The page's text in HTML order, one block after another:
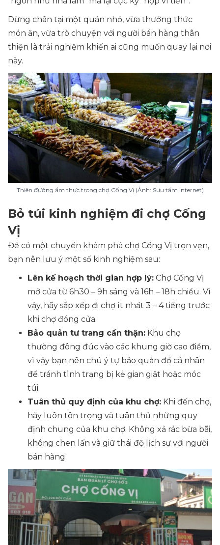
Dừng chân tại một quán nhỏ, vừa thưởng thức
món ăn, vừa trò chuyện với người bán hàng thân
thiện là trải nghiệm khiến ai cũng muốn quay lại nơi
này.
Thiên đường ẩm thực trong chợ Cống Vị (Ảnh: Sưu tầm Internet)
Bỏ túi kinh nghiệm đi chợ Cống
Vị
Để có một chuyến khám phá chợ Cống Vị trọn vẹn,
bạn nên lưu ý một số kinh nghiệm sau:
Lên kế hoạch thời gian hợp lý: Chợ Cống Vị
mở cửa từ 6h30 – 9h sáng và 16h – 18h chiều. Vì
vậy, hãy sắp xếp đi chợ ít nhất 3 – 4 tiếng trước
khi chợ đóng cửa.
Bảo quản tư trang cẩn thận: Khu chợ
thường đông đúc vào các khung giờ cao điểm,
vì vậy bạn nên chú ý tự bảo quản đồ cá nhân
để tránh tình trạng bị kẻ gian giật hoặc móc
túi.
Tuân thủ quy định của khu chợ: Khi đến chợ,
hãy luôn tôn trọng và tuân thủ những quy
định chung của khu chợ. Không xả rác bừa bãi,
không chen lấn và giữ thái độ lịch sự với người
bán hàng.